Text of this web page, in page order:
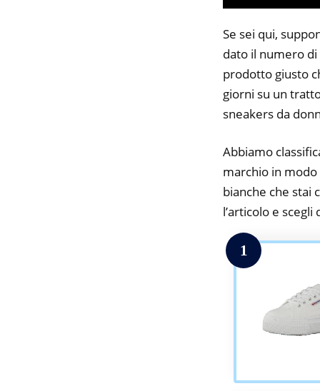
Se sei qui,
dato il numero
prodotto giusto
giorni su un
sneakers da
Abbiamo
marchio in
bianche che stai
l’articolo e
1